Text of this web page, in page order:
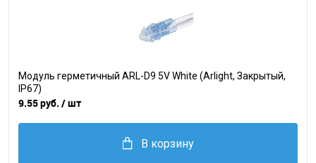
Модуль герметичный ARL-D9 5V White (Arlight, Закрытый,
IP67)
9.55 руб. / шт
В корзину